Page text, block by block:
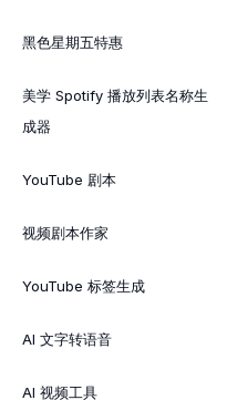
黑色星期五特惠
美学 Spotify 播放列表名称生
成器
YouTube 剧本
视频剧本作家
YouTube 标签生成
AI 文字转语音
AI 视频工具